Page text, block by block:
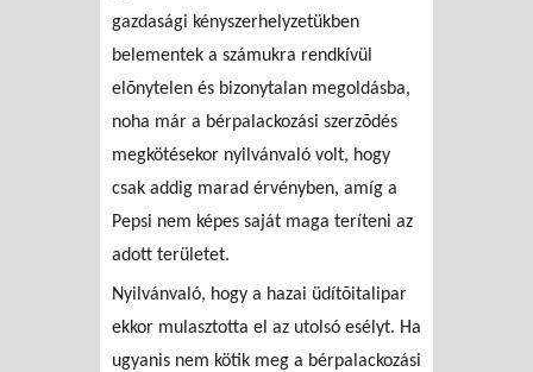
gazdasági kényszerhelyzetükben
belementek a számukra rendkívül
elõnytelen és bizonytalan megoldásba,
noha már a bérpalackozási szerzõdés
megkötésekor nyilvánvaló volt, hogy
csak addig marad érvényben, amíg a
Pepsi nem képes saját maga teríteni az
adott területet.
Nyilvánvaló, hogy a hazai üdítõitalipar
ekkor mulasztotta el az utolsó esélyt. Ha
ugyanis nem kötik meg a bérpalackozási